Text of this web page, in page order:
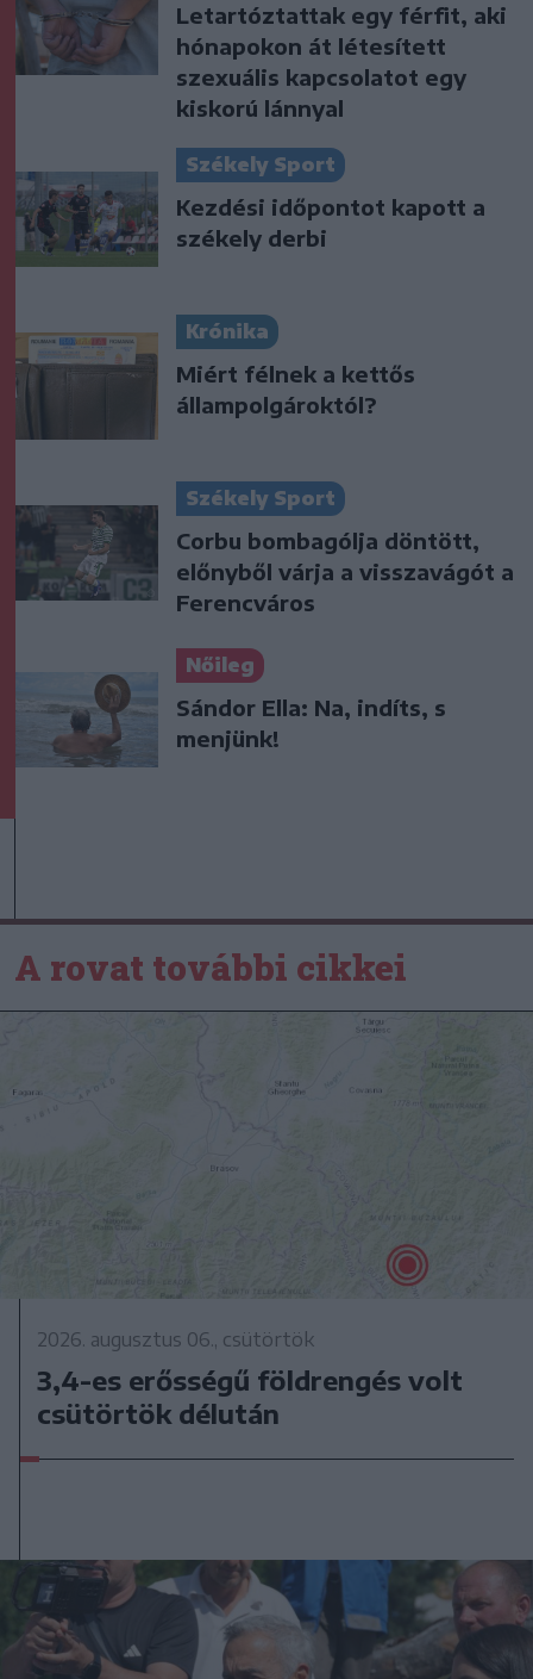
Letartóztattak egy férfit, aki
hónapokon át létesített
szexuális kapcsolatot egy
kiskorú lánnyal
Székely Sport
Kezdési időpontot kapott a
székely derbi
Krónika
Miért félnek a kettős
állampolgároktól?
Székely Sport
Corbu bombagólja döntött,
előnyből várja a visszavágót a
Ferencváros
Nőileg
Sándor Ella: Na, indíts, s
menjünk!
A rovat további cikkei
2026. augusztus 06., csütörtök
3,4-es erősségű földrengés volt
csütörtök délután